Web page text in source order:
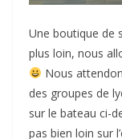
Une boutique de
plus loin, nous
Nous
des groupes de
sur le bateau ci-
pas bien loin sur